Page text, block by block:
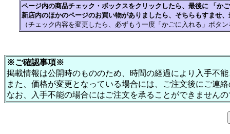
ページ内の商品チェック・ボックスをクリックしたら、最後に 「か
新店内のほかのページのお買い物がありましたら、そちらもすませ
（チェック内容を変更したら、必ずもう一度「かごに入れる」ボタ
※ご確認事項※
掲載情報は公開時のもののため、時間の経過により入手不
また、価格が変更となっている場合には、ご注文後にご連
なお、入手不能の場合にはご注文を承ることができません